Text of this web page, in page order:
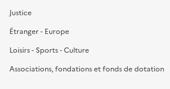
Justice
Étranger - Europe
Loisirs - Sports - Culture
Associations, fondations et fonds de dotation